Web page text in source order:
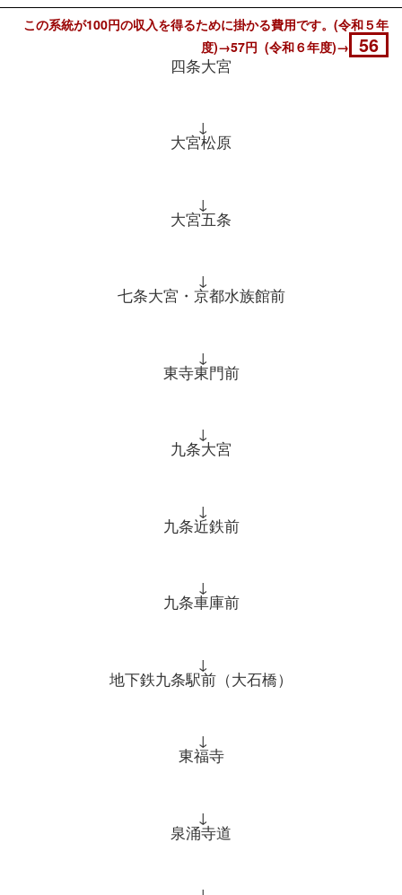
この系統が100円の収入を得るために掛かる費用です。(令和５年
度)→57円 (令和６年度)→ 56
四条大宮
↓
大宮松原
↓
大宮五条
↓
七条大宮・京都水族館前
↓
東寺東門前
↓
九条大宮
↓
九条近鉄前
↓
九条車庫前
↓
地下鉄九条駅前（大石橋）
↓
東福寺
↓
泉涌寺道